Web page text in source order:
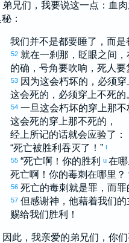
弟兄们，我要说这一点：血
：
我们并不是都要睡了，而是
52 就在一刹那，眨眼之间，
的确，号角要吹响，死人要
53 因为这会朽坏的，必须穿
这会死的，必须穿上不死的
54 一旦这会朽坏的穿上那不
这会死的穿上那不死的，
经上所记的话就会应验了：
“死亡被胜利吞灭了！” t
55 “死亡啊！你的胜利 u 在哪
死亡啊！你的毒刺在哪里？
56 死亡的毒刺就是罪，而罪
57 但感谢神，他藉着我们的
赐给我们胜利！
因此，我亲爱的弟兄们，你